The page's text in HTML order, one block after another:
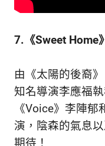
7.《Sweet Home
由《太陽的後裔
知名導演李應福
《Voice》李陣
演，陰森的氣息
期待！